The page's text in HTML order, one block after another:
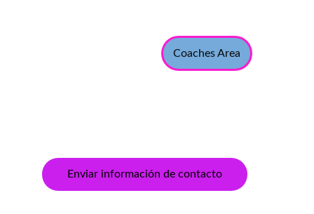
Enviar información de contacto
Coaches Area